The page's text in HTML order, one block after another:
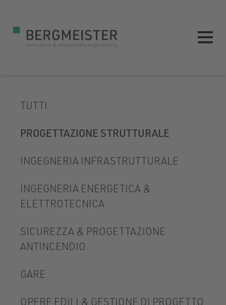
TUTTI
PROGETTAZIONE STRUTTURALE
INGEGNERIA INFRASTRUTTURALE
INGEGNERIA ENERGETICA &
ELETTROTECNICA
SICUREZZA & PROGETTAZIONE
ANTINCENDIO
GARE
OPERE EDILI & GESTIONE DI PROGETTO